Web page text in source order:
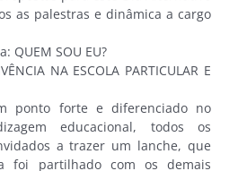
as palestras e dinâmica a cargo
SOU EU?
NA ESCOLA PARTICULAR E
forte e diferenciado no
educacional, todos os
a trazer um lanche, que
foi partilhado com os demais